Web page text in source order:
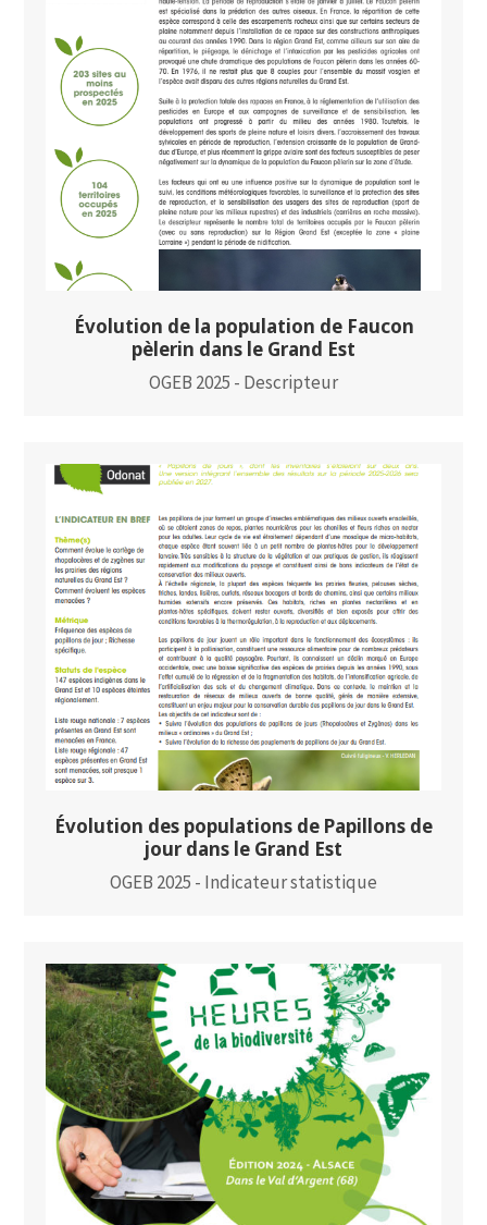
Évolution de la population de Faucon
pèlerin dans le Grand Est
OGEB 2025 - Descripteur
Évolution des populations de Papillons de
jour dans le Grand Est
OGEB 2025 - Indicateur statistique